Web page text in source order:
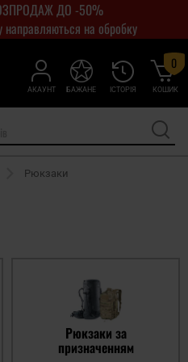
ДО -50%
направляються на обробку
АКАУНТ ІСТОРІЯ
БАЖАНЕ КОШИК
0
Рюкзаки
Рюкзаки за
призначенням